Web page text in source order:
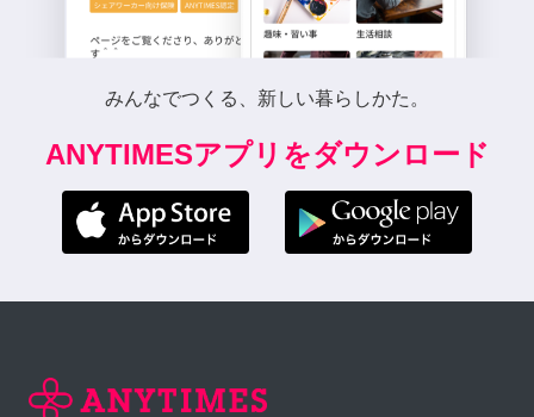
みんなでつくる、新しい暮らしかた。
ANYTIMESアプリをダウンロード